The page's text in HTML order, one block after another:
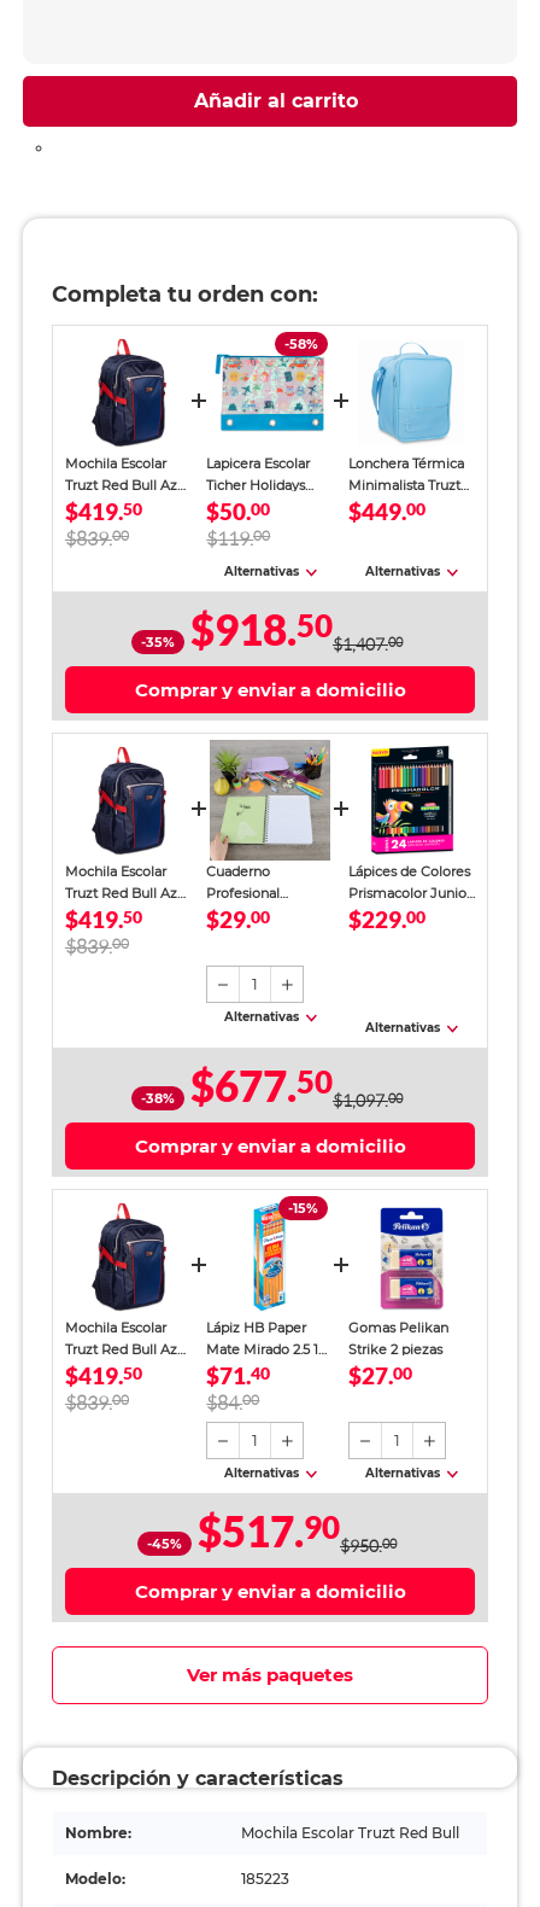
Añadir al carrito
Completa tu orden con:
Mochila Escolar
Truzt Red Bull Azul
Hombre
$419.50
$839.00
-58%
Lapicera Escolar
Ticher Holidays
Azul Niña
$50.00
$119.00
Alternativas
Lonchera Térmica
Minimalista Truzt
Azul Claro Unisex
$449.00
Alternativas
-35% $918.50$1,407.00
Comprar y enviar a domicilio
Mochila Escolar
Truzt Red Bull Azul
Hombre
$419.50
$839.00
Cuaderno
Profesional
SkyBook Go Plus
$29.00
1
Alternativas
Lápices de Colores
Prismacolor Junior
24 piezas
$229.00
Alternativas
-38% $677.50$1,097.00
Comprar y enviar a domicilio
Mochila Escolar
Truzt Red Bull Azul
Hombre
$419.50
$839.00
-15%
Lápiz HB Paper
Mate Mirado 2.5 12
piezas
$71.40
$84.00
1
Alternativas
Gomas Pelikan
Strike 2 piezas
$27.00
1
Alternativas
-45% $517.90$950.00
Comprar y enviar a domicilio
Ver más paquetes
Descripción y características
Nombre: Mochila Escolar Truzt Red Bull
Modelo: 185223